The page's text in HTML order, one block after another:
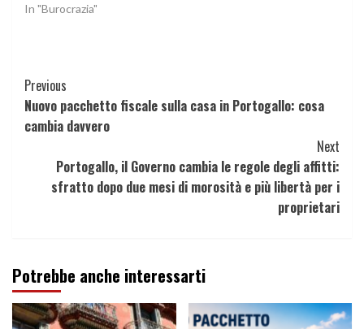
In "Burocrazia"
Continue
Reading
Previous
Nuovo pacchetto fiscale sulla casa in Portogallo: cosa
cambia davvero
Next
Portogallo, il Governo cambia le regole degli affitti:
sfratto dopo due mesi di morosità e più libertà per i
proprietari
Potrebbe anche interessarti